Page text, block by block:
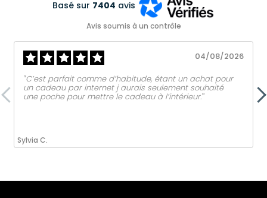
Basé sur 7404 avis
Avis soumis à un contrôle
Sylvia C.
04/08/2026
‟C’est parfait comme d’habitude, étant un achat pour
un cadeau par internet j aurais seulement souhaité
une poche pour mettre le cadeau à l’intérieur.ˮ